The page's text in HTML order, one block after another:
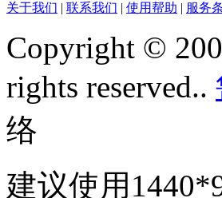
关于我们 | 联系我们 | 使用帮助 | 服务
Copyright ©
rights reserved..
络
建议使用